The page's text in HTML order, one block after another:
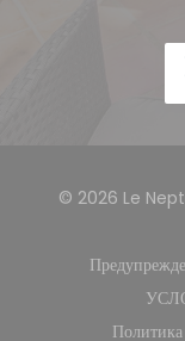
© 2026 Le